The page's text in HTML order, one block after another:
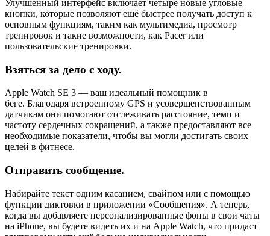
Улучшенный интерфейс включает четыре новые угловые
кнопки, которые позволяют ещё быстрее получать доступ к
основным функциям, таким как мультимедиа, просмотр
тренировок и такие возможности, как Pacer или
пользовательские тренировки.
Взяться за дело с ходу.
Apple Watch SE 3 — ваш идеальный помощник в
беге. Благодаря встроенному GPS и усовершенствованным
датчикам они помогают отслеживать расстояние, темп и
частоту сердечных сокращений, а также предоставляют все
необходимые показатели, чтобы вы могли достигать своих
целей в фитнесе.
Отправить сообщение.
Набирайте текст одним касанием, свайпом или с помощью
функции диктовки в приложении «Сообщения». А теперь,
когда вы добавляете персонализированные фоны в свои чаты
на iPhone, вы будете видеть их и на Apple Watch, что придаст